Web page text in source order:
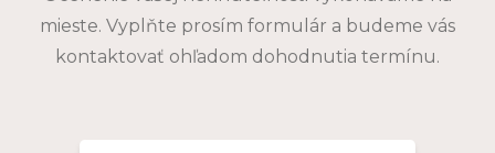
mieste. Vyplňte prosím formulár a budeme vás
kontaktovať ohľadom dohodnutia termínu.